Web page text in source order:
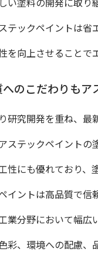
テックペイントは省
を向上させることで
のこだわりもア
研究開発を重ね、最
ステックペイント
性にも優れており、
イントは高品質で信
業分野において幅広
彩、環境への配慮、